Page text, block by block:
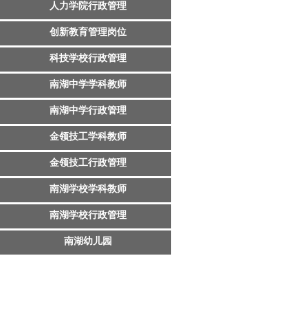
人力学院行政管理
创新教育管理岗位
科技学校行政管理
南湖中学学科教师
南湖中学行政管理
金领技工学科教师
金领技工行政管理
南湖学校学科教师
南湖学校行政管理
南湖幼儿园